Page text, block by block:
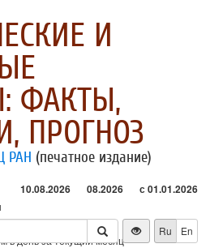
И
ФАКТЫ,
ПРОГНОЗ
РАН (печатное издание)
10.08.2026 08.2026 с 01.01.2026
в день за текущий месяц
Ru En